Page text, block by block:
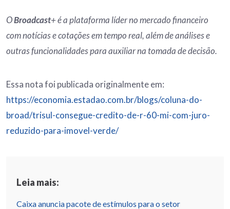
OBroadcast+ é a plataforma líder no mercado financeiro
com notícias e cotações em tempo real, além de análises e
outras funcionalidades para auxiliar na tomada de decisão.
Essa nota foi publicada originalmente em:
https://economia.estadao.com.br/blogs/coluna-do-
broad/trisul-consegue-credito-de-r-60-mi-com-juro-
reduzido-para-imovel-verde/
Leia mais:
Caixa anuncia pacote de estímulos para o setor